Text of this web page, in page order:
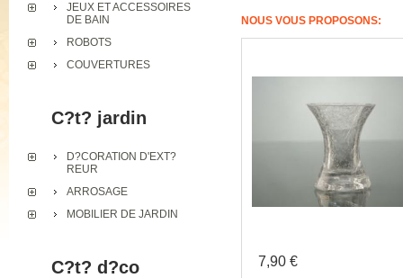
JEUX ET ACCESSOIRES
DE BAIN
ROBOTS
COUVERTURES
C?t? jardin
D?CORATION D'EXT?
REUR
ARROSAGE
MOBILIER DE JARDIN
C?t? d?co
NOUS VOUS PROPOSONS:
7,90 €